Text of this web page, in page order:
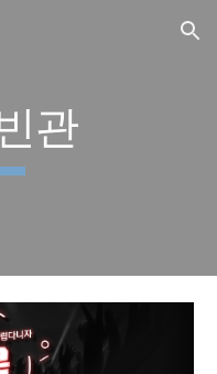
Skip to navigation
관